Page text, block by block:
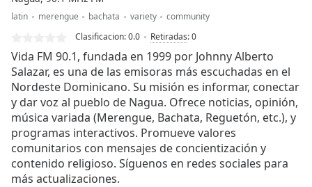
Duration
Loaded :
Stream
TypeLIVE
Seek to
live,
currently
behind
Remaining
Time-
latin merengue bachata variety
community
Clasificacion:0.0 Retiradas:0
Vida FM 90.1, fundada en 1999 por Johnny Alberto
Salazar, es una de las emisoras más escuchadas en el
Nordeste Dominicano. Su misión es informar, conectar
y dar voz al pueblo de Nagua. Ofrece noticias, opinión,
música variada (Merengue, Bachata, Reguetón, etc.), y
programas interactivos. Promueve valores
comunitarios con mensajes de concientización y
contenido religioso. Síguenos en redes sociales para
más actualizaciones.